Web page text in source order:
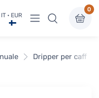
IT · EUR Visualizza menu
0
Dripper per caffè